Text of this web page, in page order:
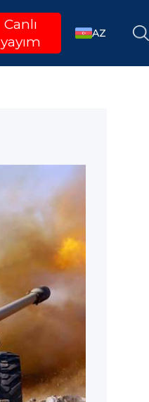
Canlı
yayım
AZ